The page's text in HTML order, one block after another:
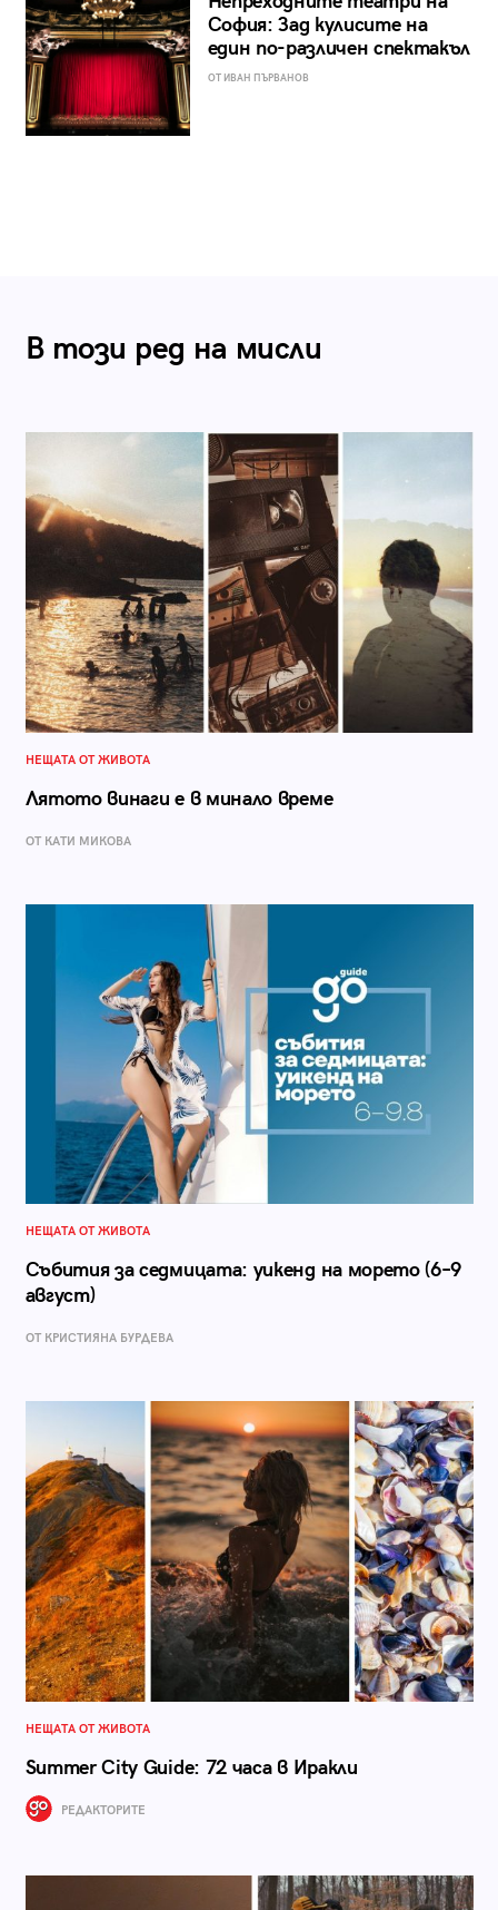
София: Зад кулисите на
един по-различен спектакъл
ОТ ИВАН ПЪРВАНОВ
В този ред на мисли
НЕЩАТА ОТ ЖИВОТА
Лятото винаги е в минало време
ОТ КАТИ МИКОВА
НЕЩАТА ОТ ЖИВОТА
Събития за седмицата: уикенд на морето (6–9
август)
ОТ КРИСТИЯНА БУРДЕВА
НЕЩАТА ОТ ЖИВОТА
Summer City Guide: 72 часа в Иракли
РЕДАКТОРИТЕ